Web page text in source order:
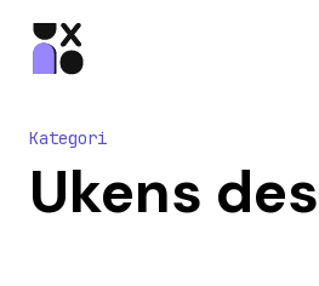
Kategori
Ukens